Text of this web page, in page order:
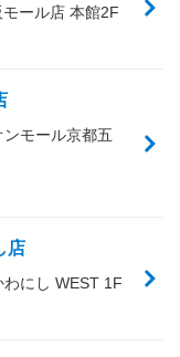
ール店 本館2F
モール京都五
店
にし WEST 1F